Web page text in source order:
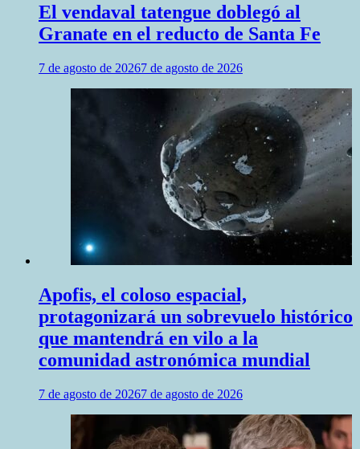
El vendaval tatengue doblegó al
Granate en el reducto de Santa Fe
7 de agosto de 20267 de agosto de 2026
Apofis, el coloso espacial,
protagonizará un sobrevuelo histórico
que mantendrá en vilo a la
comunidad astronómica mundial
7 de agosto de 20267 de agosto de 2026